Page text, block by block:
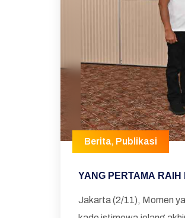
Berita, Publikasi
YANG PERTAMA RAIH
Jakarta (2/11), Momen